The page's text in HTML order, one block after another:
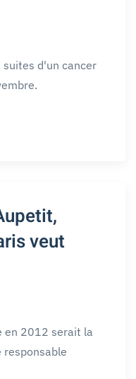
suites d'un cancer
veut
en 2012 serait la
responsable